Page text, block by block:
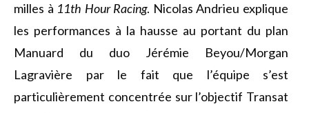
milles à 11th Hour Racing. Nicolas Andrieu explique
les performances à la hausse au portant du plan
Manuard du duo Jérémie Beyou/Morgan
Lagravière par le fait que l’équipe s’est
particulièrement concentrée sur l’objectif Transat